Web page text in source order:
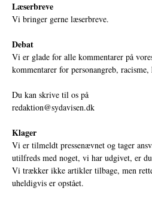
Læserbreve
Vi bringer gerne læserbreve.
Debat
Vi er glade for alle kommentarer på
kommentarer for personangreb,
Du kan skrive til os på
redaktion@sydavisen.dk
Klager
Vi er tilmeldt pressenævnet og tager
utilfreds med noget, vi har udgivet, er
Vi trækker ikke artikler tilbage, men
uheldigvis er opstået.